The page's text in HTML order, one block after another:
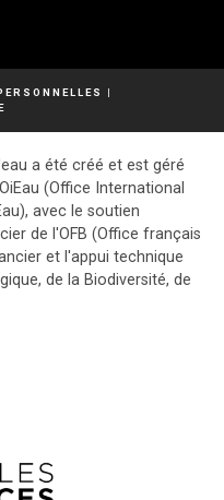
|
a été créé et est géré
(Office International
avec le soutien
de l'OFB (Office français
et l'appui technique
de la Biodiversité, de